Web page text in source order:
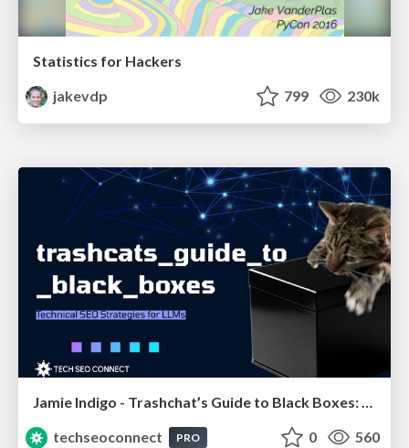
Statistics for Hackers
jakevdp
799 230k
techseoconnect
PRO 0 560